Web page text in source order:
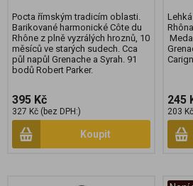
Pocta římským tradicím oblasti.
Barikované harmonické Côte du
Rhône z plně vyzrálých hroznů, 10
měsíců ve starých sudech. Cca
půl napůl Grenache a Syrah. 91
bodů Robert Parker.
395 Kč
327 Kč (bez DPH:)
Koupit
245
203